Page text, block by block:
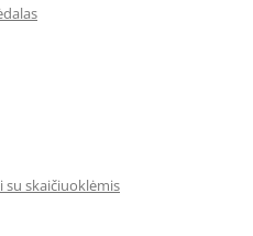
skaičiuoklėmis